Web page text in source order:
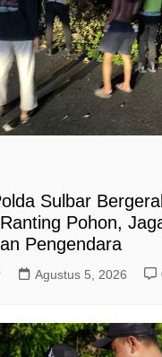
Sulbar
Pohon,
Pengendara
Agustus 5, 2026